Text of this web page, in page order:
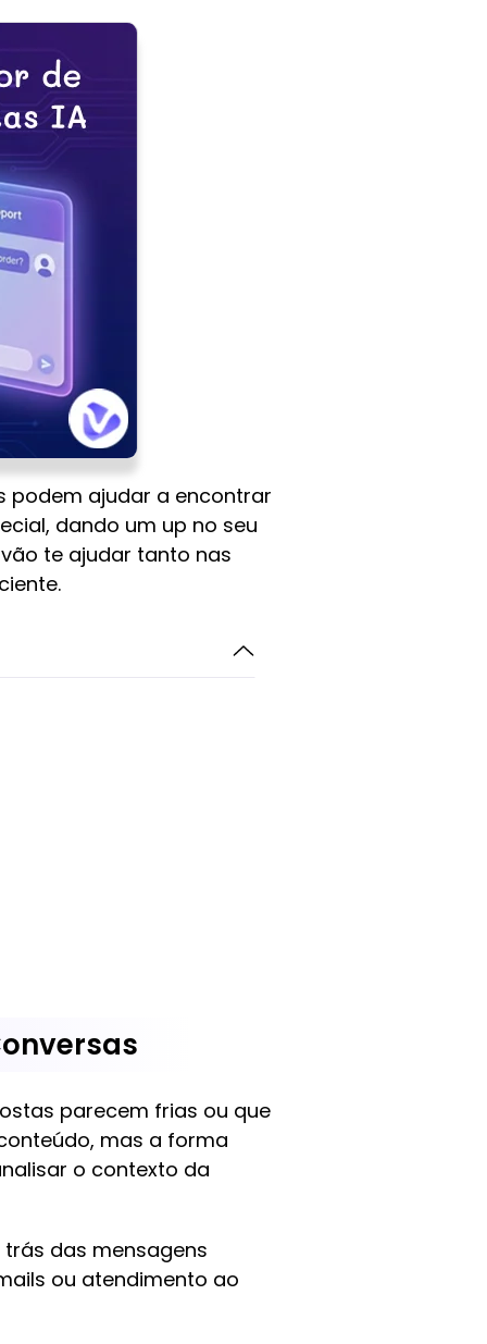
podem ajudar a encontrar
dando um up no seu
te ajudar tanto nas
parecem frias ou que
mas a forma
o contexto da
das mensagens
ou atendimento ao